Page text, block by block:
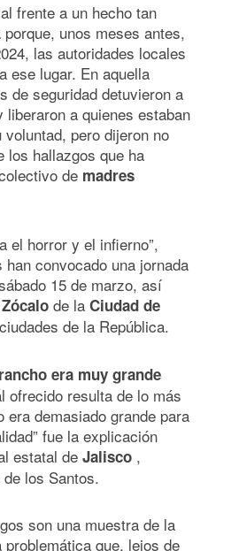
frente a un hecho tan
unos meses antes,
las autoridades locales
ese lugar. En aquella
de seguridad detuvieron a
liberaron a quienes estaban
pero dijeron no
los hallazgos que ha
de madres
el horror y el infierno”,
convocado una jornada
15 de marzo, así
Zócalo de la Ciudad de
de la República.
era muy grande
ofrecido resulta de lo más
era demasiado grande para
fue la explicación
estatal de Jalisco ,
los Santos.
son una muestra de la
que, lejos de